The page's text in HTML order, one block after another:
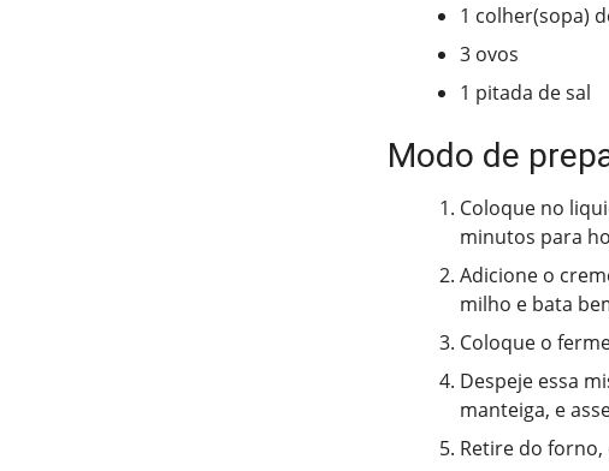
1 colher(sopa)
3 ovos
1 pitada de sal
Modo de
Coloque no
minutos para
Adicione o
milho e bata
Coloque o
Despeje essa
manteiga, e
Retire do